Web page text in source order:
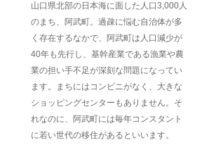
山口県北部の日本海に面した人口3,000人
のまち、阿武町。過疎に悩む自治体が多
く存在するなかで、阿武町は人口減少が
40年も先行し、基幹産業である漁業や農
業の担い手不足が深刻な問題になってい
ます。まちにはコンビニがなく、大きな
ショッピングセンターもありません。そ
れなのに、阿武町には毎年コンスタント
に若い世代の移住があるといいます。